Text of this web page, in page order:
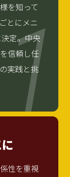
1
を知って
とにメニ
定。中央
信頼し任
実践と挑
性を重視